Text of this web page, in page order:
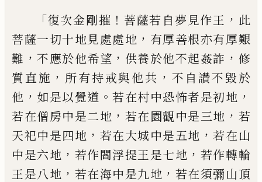
「復次金剛摧 ！ 菩薩若自夢見作王 ， 此
菩薩一切十地見處處地 ， 有厚善根亦有厚艱
難 ，不應於他希望 ， 供養於他不起姦詐 ， 修
質直施 ， 所有持戒與他共 ， 不自讚不毀於
他 ， 如是以覺道 。若在村中恐怖者是初地 ，
若在僧房中是二地 ， 若在園觀中是三地 ， 若
天祀中是四地 ， 若在大城中是五地 ，若在山
中是六地 ， 若作閻浮提王是七地 ， 若作轉輪
王是八地 ， 若在海中是九地 ， 若在須彌山頂